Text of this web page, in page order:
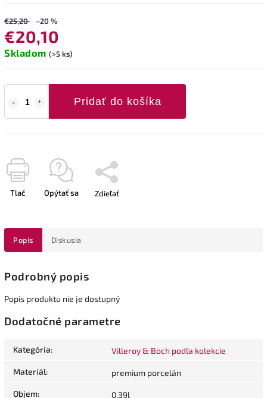
€25,20 –20 %
€20,10
Skladom (>5 ks)
Pridať do košíka
Tlač Opýtať sa Zdieľať
Popis Diskusia
Podrobný popis
Popis produktu nie je dostupný
Dodatočné parametre
Kategória: Villeroy & Boch podľa kolekcie
Materiál: premium porcelán
Objem: 0,39l